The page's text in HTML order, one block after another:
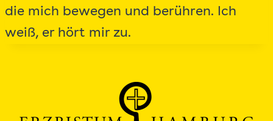
die mich bewegen und berühren. Ich
weiß, er hört mir zu.